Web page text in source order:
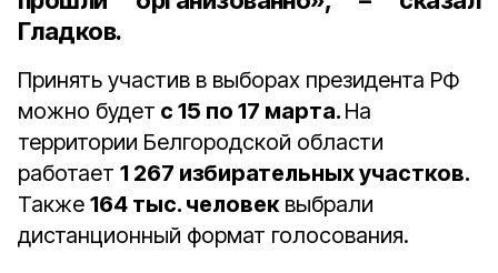
Гладков.
Принять участив в выборах президента РФ
можно будет с 15 по 17 марта. На
территории Белгородской области
работает 1 267 избирательных участков.
Также 164 тыс. человеквыбрали
дистанционный формат голосования.